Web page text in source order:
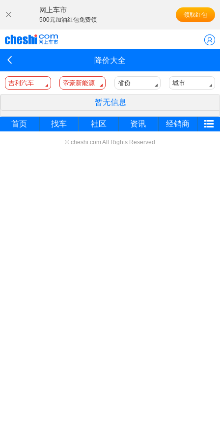
网上车市
500元加油红包免费领
领取红包
降价大全
吉利汽车 帝豪新能源 省份 城市
暂无信息
首页 找车 社区 资讯 经销商
© cheshi.com All Rights Reserved